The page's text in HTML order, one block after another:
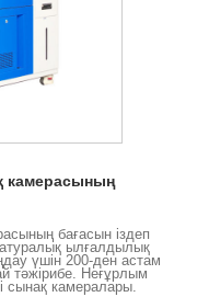
камерасының
бағасын іздеп
ылғалдылық
үшін 200-ден астам
тәжірибе. Неғұрлым
сынақ камералары.